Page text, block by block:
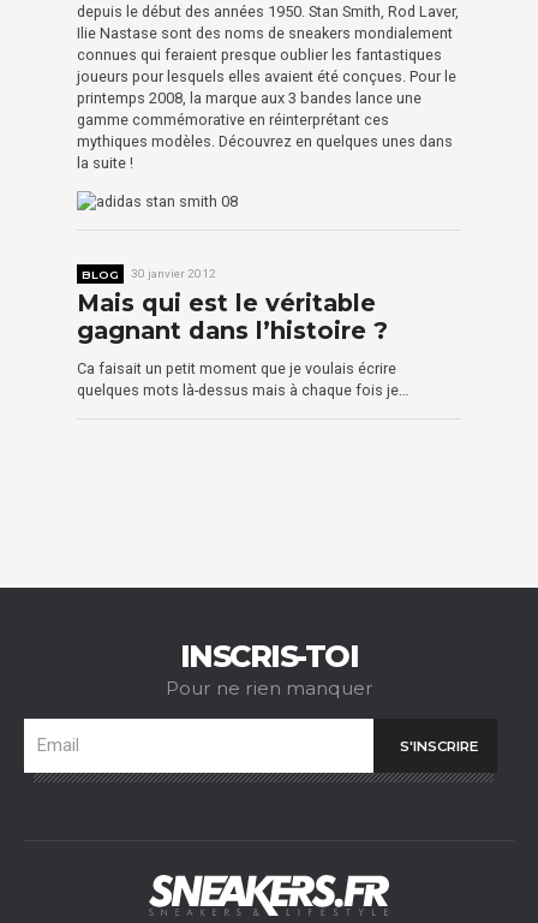
depuis le début des années 1950. Stan Smith, Rod Laver,
Ilie Nastase sont des noms de sneakers mondialement
connues qui feraient presque oublier les fantastiques
joueurs pour lesquels elles avaient été conçues. Pour le
printemps 2008, la marque aux 3 bandes lance une
gamme commémorative en réinterprétant ces
mythiques modèles. Découvrez en quelques unes dans
la suite !
BLOG 30 janvier 2012
Mais qui est le véritable
gagnant dans l’histoire ?
Ca faisait un petit moment que je voulais écrire
quelques mots là-dessus mais à chaque fois je…
INSCRIS-TOI
Pour ne rien manquer